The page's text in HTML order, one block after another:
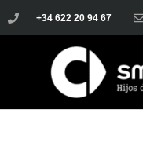
+34 622 20 94 67